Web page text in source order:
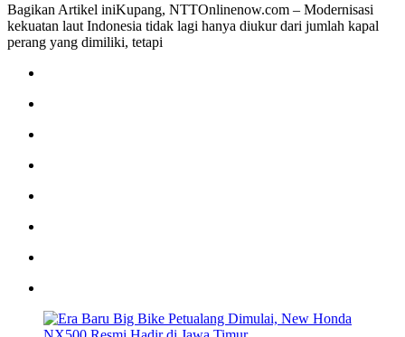
Bagikan Artikel iniKupang, NTTOnlinenow.com – Modernisasi
kekuatan laut Indonesia tidak lagi hanya diukur dari jumlah kapal
perang yang dimiliki, tetapi